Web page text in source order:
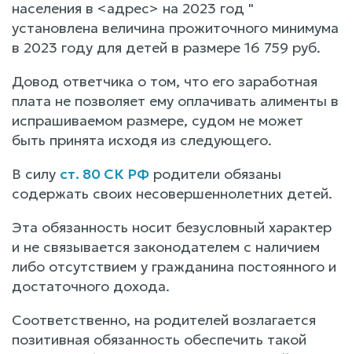
населения в <адрес> на 2023 год "
установлена величина прожиточного минимума
в 2023 году для детей в размере 16 759 руб.
Довод ответчика о том, что его заработная
плата не позволяет ему оплачивать алименты в
испрашиваемом размере, судом не может
быть принята исходя из следующего.
В силу ст. 80 СК РФ родители обязаны
содержать своих несовершеннолетних детей.
Эта обязанность носит безусловный характер
и не связывается законодателем с наличием
либо отсутствием у гражданина постоянного и
достаточного дохода.
Соответственно, на родителей возлагается
позитивная обязанность обеспечить такой